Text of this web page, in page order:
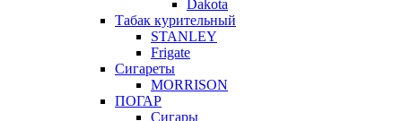
Dakota
Табак курительный
STANLEY
Frigate
Сигареты
MORRISON
ПОГАР
Сигары